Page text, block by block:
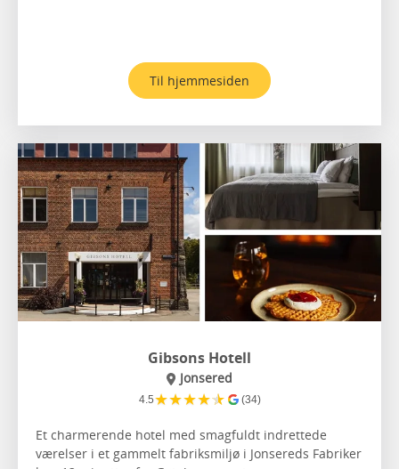
Til hjemmesiden
Gibsons Hotell
Jonsered
4.5★★★★★ (34)
Et charmerende hotel med smagfuldt indrettede
værelser i et gammelt fabriksmiljø i Jonsereds Fabriker